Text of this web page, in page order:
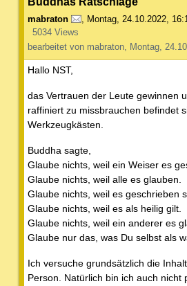
mabraton , Montag, 24.10.2022,
5034 Views
bearbeitet von mabraton, Montag,
Hallo NST,
das Vertrauen der Leute gewinnen
raffiniert zu missbrauchen befindet
Werkzeugkästen.
Buddha sagte,
Glaube nichts, weil ein Weiser es
Glaube nichts, weil alle es glauben.
Glaube nichts, weil es geschrieben
Glaube nichts, weil es als heilig gilt.
Glaube nichts, weil ein anderer es
Glaube nur das, was Du selbst als
Ich versuche grundsätzlich die
Person. Natürlich bin ich auch nicht